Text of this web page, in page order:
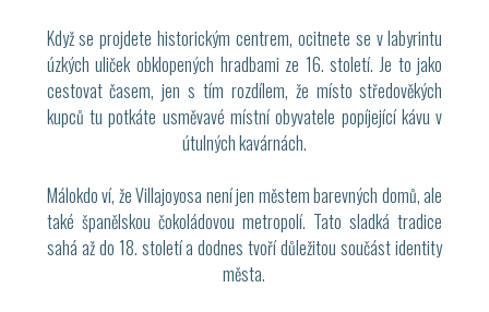
Když se projdete historickým centrem, ocitnete se v labyrintu
úzkých uliček obklopených hradbami ze 16. století. Je to jako
cestovat časem, jen s tím rozdílem, že místo středověkých
kupců tu potkáte usměvavé místní obyvatele popíjející kávu v
útulných kavárnách.
Málokdo ví, že Villajoyosa není jen městem barevných domů, ale
také španělskou čokoládovou metropolí. Tato sladká tradice
sahá až do 18. století a dodnes tvoří důležitou součást identity
města.